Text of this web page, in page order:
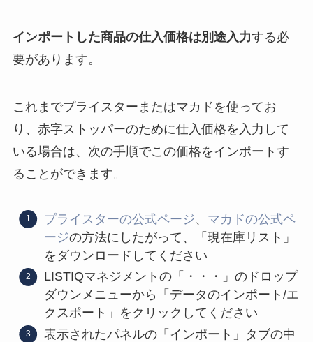
インポートした商品の仕入価格は別途入力する必
要があります。
これまでプライスターまたはマカドを使ってお
り、赤字ストッパーのために仕入価格を入力して
いる場合は、次の手順でこの価格をインポートす
ることができます。
プライスターの公式ページ、 マカドの公式ペ
ージの方法にしたがって、「現在庫リスト」
をダウンロードしてください
LISTIQマネジメントの「・・・」のドロップ
ダウンメニューから「データのインポート/エ
クスポート」をクリックしてください
表示されたパネルの「インポート」タブの中